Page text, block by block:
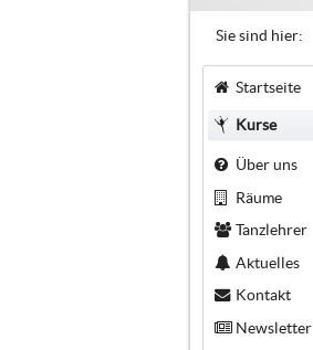
Sie sind hier:
Startseite
Kurse
Über uns
Räume
Tanzlehrer
Aktuelles
Kontakt
Newsletter